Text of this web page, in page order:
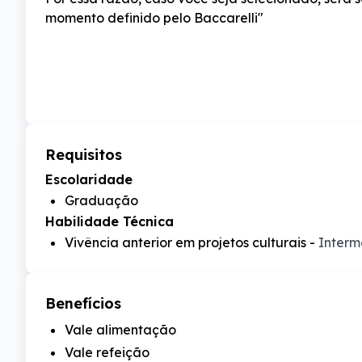
momento definido pelo Baccarelli"
Requisitos
Escolaridade
Graduação
Habilidade Técnica
Vivência anterior em projetos culturais -
Benefícios
Vale alimentação
Vale refeição